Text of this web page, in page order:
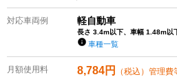
対応車両例 軽自動車
長さ 3.4m以下、車幅 1.48m以
車種一覧
月額使用料 8,784円 （税込）管理費